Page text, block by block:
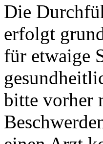
Die
erfolgt
für etwaige
bitte vorher